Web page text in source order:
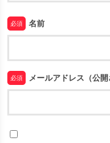
必須 名前
必須 メールアドレス（公開